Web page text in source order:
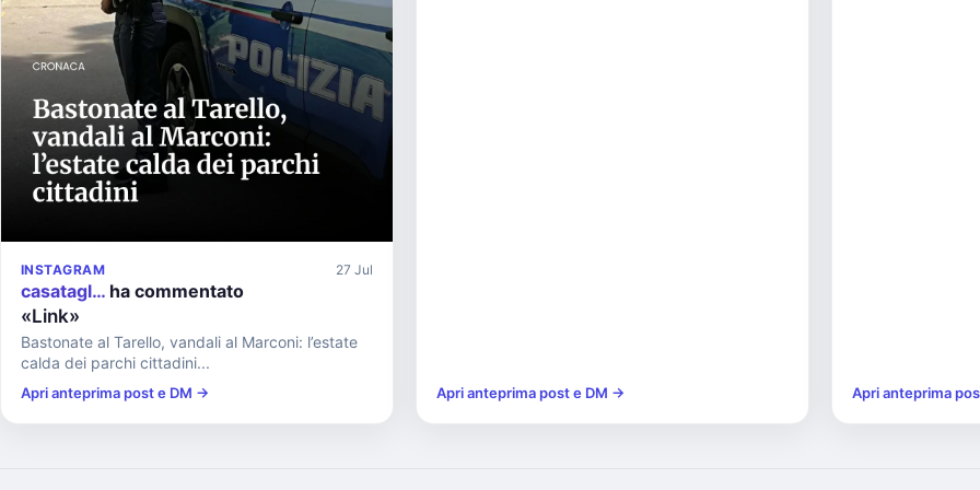
INSTAGRAM 27 Jul
casatagl… ha commentato
«Link»
Bastonate al Tarello, vandali al Marconi: l’estate
calda dei parchi cittadini...
Apri anteprima post e DM → Apri anteprima post e DM → Apri anteprima